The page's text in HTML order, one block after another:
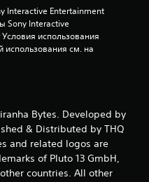
е
н
Interactive Entertainment
Sony Interactive
использования
использования см. на
Bytes. Developed by
& Distributed by THQ
and related logos are
of Pluto 13 GmbH,
countries. All other